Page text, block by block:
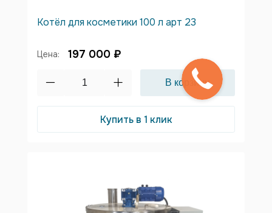
Котёл для косметики 100 л арт 23
Цена: 197 000 ₽
Купить в 1 клик